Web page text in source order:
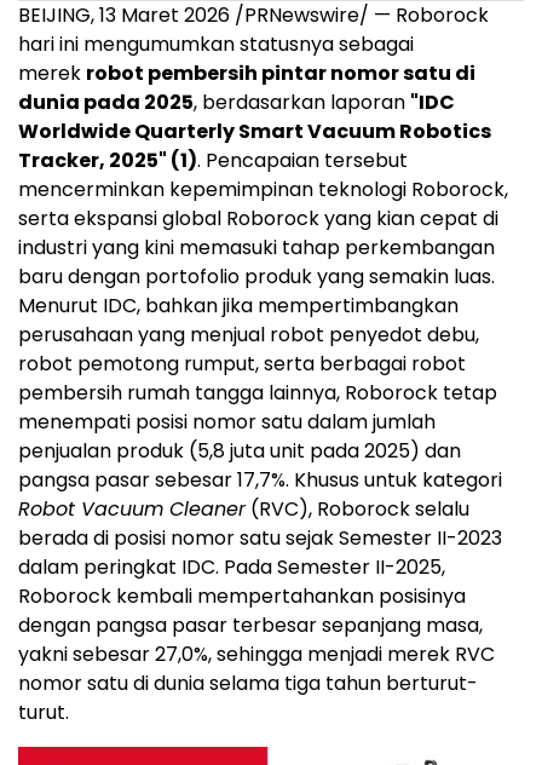
BEIJING,13 Maret 2026 /PRNewswire/ — Roborock
hari ini mengumumkan statusnya sebagai
merek robot pembersih pintar nomor satu di
dunia pada 2025, berdasarkan laporan "IDC
Worldwide Quarterly Smart Vacuum Robotics
Tracker, 2025" (1). Pencapaian tersebut
mencerminkan kepemimpinan teknologi Roborock,
serta ekspansi global Roborock yang kian cepat di
industri yang kini memasuki tahap perkembangan
baru dengan portofolio produk yang semakin luas.
Menurut IDC, bahkan jika mempertimbangkan
perusahaan yang menjual robot penyedot debu,
robot pemotong rumput, serta berbagai robot
pembersih rumah tangga lainnya, Roborock tetap
menempati posisi nomor satu dalam jumlah
penjualan produk (5,8 juta unit pada 2025) dan
pangsa pasar sebesar 17,7%. Khusus untuk kategori
Robot Vacuum Cleaner(RVC), Roborock selalu
berada di posisi nomor satu sejak Semester II-2023
dalam peringkat IDC. Pada Semester II-2025,
Roborock kembali mempertahankan posisinya
dengan pangsa pasar terbesar sepanjang masa,
yakni sebesar 27,0%, sehingga menjadi merek RVC
nomor satu di dunia selama tiga tahun berturut-
turut.